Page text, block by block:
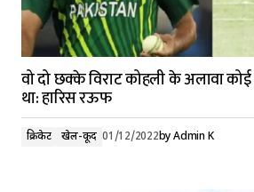
वो दो छक्के विराट कोहली के अलावा
था: हारिस रऊफ
क्रिकेट खेल-कूद 01/12/2022byAdmin K